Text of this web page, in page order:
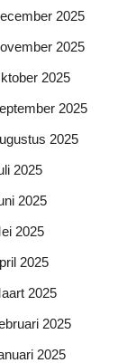
2025
2025
2025
2025
2025
2025
2025
2025
2025
2025
2025
2025